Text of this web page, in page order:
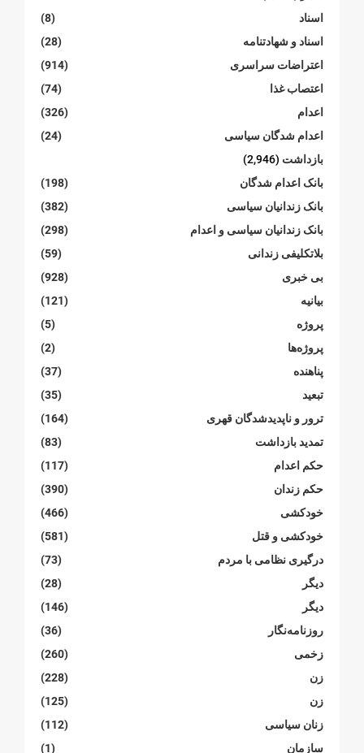
اسناد
(8)
اسناد و شهادتنامە
(28)
اعتراضات سراسری
(914)
اعتصاب غذا
(74)
اعدام
(326)
اعدام شدگان سیاسی
(24)
بازداشت (2,946)
بانک اعدام شدگان
(198)
بانک زندانیان سیاسی
(382)
بانک زندانیان سیاسی و اعدام
(298)
بلاتکلیفی زندانی
(59)
بی خبری
(928)
بیانیە
(121)
پروژە
(5)
پروژەها
(2)
پناهنده
(37)
تبعید
(35)
ترور و ناپدیدشدگان قهری
(164)
تمدید بازداشت
(83)
حکم اعدام
(117)
حکم زندان
(390)
خودکشی
(466)
خودکشی و قتل
(581)
درگیری نظامی با مردم
(73)
دیگر
(28)
دیگر
(146)
روزنامەنگار
(36)
زخمی
(260)
زن
(228)
زن
(125)
زنان سیاسی
(112)
سازمان
(1)